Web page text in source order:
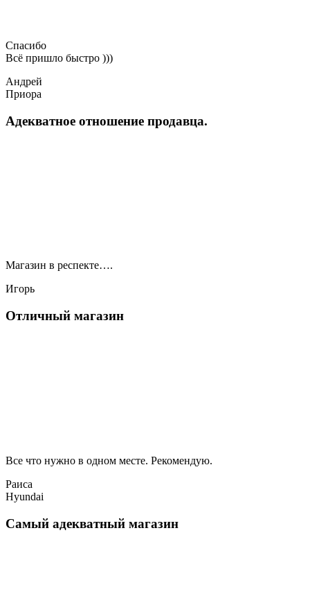
Спасибо
Всё пришло быстро )))
Андрей
Приора
Адекватное отношение продавца.
Магазин в респекте….
Игорь
Отличный магазин
Все что нужно в одном месте. Рекомендую.
Раиса
Hyundai
Самый адекватный магазин